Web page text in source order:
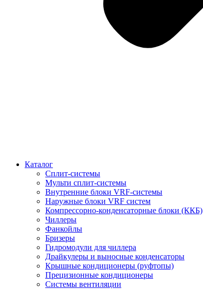
Каталог
Сплит-системы
Мульти сплит-системы
Внутренние блоки VRF-cистемы
Наружные блоки VRF cистем
Компрессорно-конденсаторные блоки (ККБ)
Чиллеры
Фанкойлы
Бризеры
Гидромодули для чиллера
Драйкулеры и выносные конденсаторы
Крышные кондиционеры (руфтопы)
Прецизионные кондиционеры
Системы вентиляции